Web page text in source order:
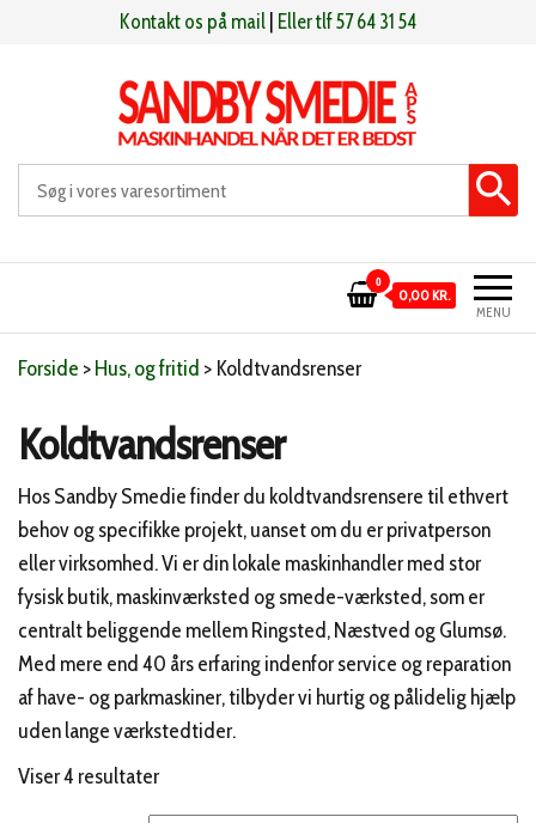
Kontakt os på mail Eller tlf 57 64 31 54
Sandby smeden Maskinhandel når det er bedst
MENU
0
0,00 KR.
Forside >Hus, og fritid > Koldtvandsrenser
Koldtvandsrenser
Hos Sandby Smedie finder du koldtvandsrensere til ethvert
behov og specifikke projekt, uanset om du er privatperson
eller virksomhed. Vi er din lokale maskinhandler med stor
fysisk butik, maskinværksted og smede-værksted, som er
centralt beliggende mellem Ringsted, Næstved og Glumsø.
Med mere end 40 års erfaring indenfor service og reparation
af have- og parkmaskiner, tilbyder vi hurtig og pålidelig hjælp
uden lange værkstedtider.
Viser 4 resultaterSorteret
efter